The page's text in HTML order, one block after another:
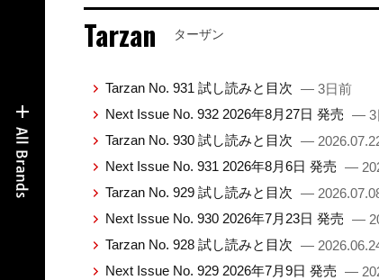
Tarzan ターザン
Tarzan No. 931 試し読みと目次 — 3日前
Next Issue No. 932 2026年8月27日 発売 — 3
Tarzan No. 930 試し読みと目次 —
Next Issue No. 931 2026年8月6日 発売 —
Tarzan No. 929 試し読みと目次 —
Next Issue No. 930 2026年7月23日 発売 —
Tarzan No. 928 試し読みと目次 —
Next Issue No. 929 2026年7月9日 発売 —